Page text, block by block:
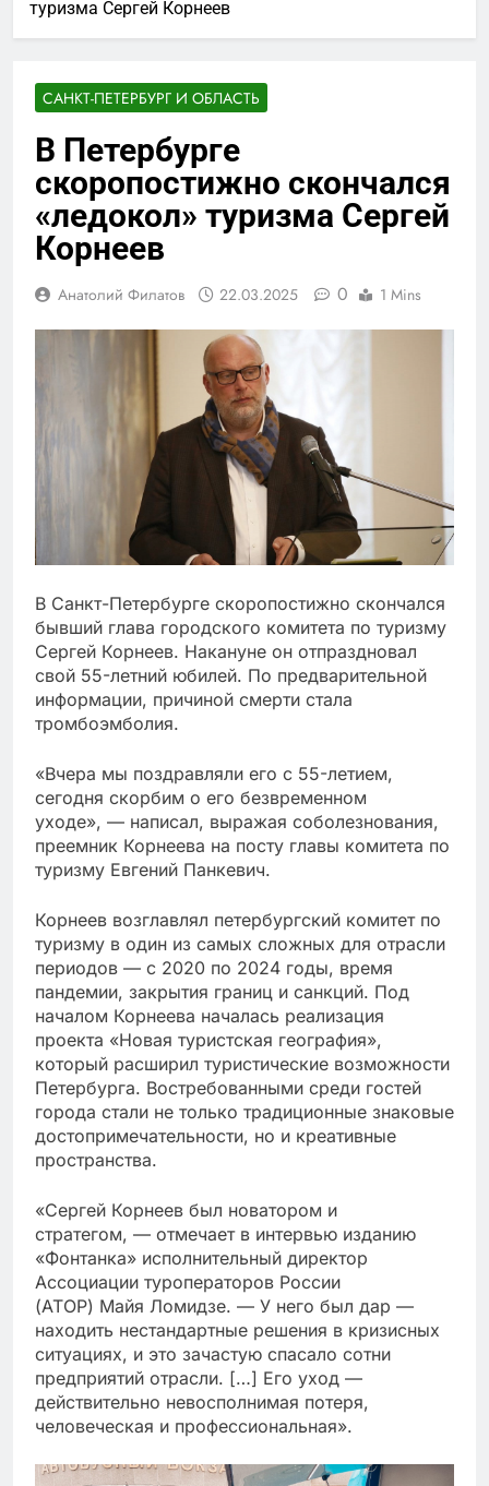
туризма Сергей Корнеев
САНКТ-ПЕТЕРБУРГ И ОБЛАСТЬ
В Петербурге
скоропостижно скончался
«ледокол» туризма Сергей
Корнеев
Анатолий Филатов 22.03.2025 0 1 Mins
В Санкт-Петербурге скоропостижно скончался
бывший глава городского комитета по туризму
Сергей Корнеев. Накануне он отпраздновал
свой 55-летний юбилей. По предварительной
информации, причиной смерти стала
тромбоэмболия.
«Вчера мы поздравляли его с 55-летием,
сегодня скорбим о его безвременном
уходе», — написал, выражая соболезнования,
преемник Корнеева на посту главы комитета по
туризму Евгений Панкевич.
Корнеев возглавлял петербургский комитет по
туризму в один из самых сложных для отрасли
периодов — с 2020 по 2024 годы, время
пандемии, закрытия границ и санкций. Под
началом Корнеева началась реализация
проекта «Новая туристская география»,
который расширил туристические возможности
Петербурга. Востребованными среди гостей
города стали не только традиционные знаковые
достопримечательности, но и креативные
пространства.
«Сергей Корнеев был новатором и
стратегом, — отмечает в интервью изданию
«Фонтанка» исполнительный директор
Ассоциации туроператоров России
(АТОР) Майя Ломидзе. — У него был дар —
находить нестандартные решения в кризисных
ситуациях, и это зачастую спасало сотни
предприятий отрасли. […] Его уход —
действительно невосполнимая потеря,
человеческая и профессиональная».